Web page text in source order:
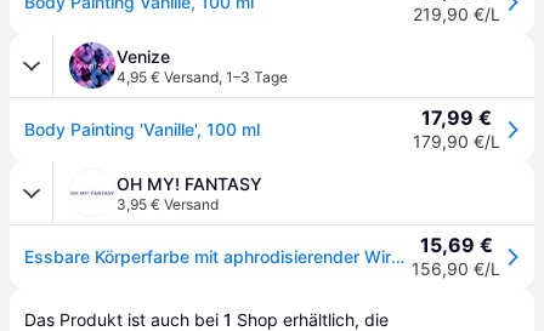
219,90 €/L
Venize
4,95 € Versand, 1–3 Tage
Body Painting 'Vanille', 100 ml 17,99 €
179,90 €/L
OH MY! FANTASY
3,95 € Versand
Essbare Körperfarbe mit aphrodisierender Wirkung - Vanille Schokolade 15,69 €
156,90 €/L
Das Produkt ist auch bei 1 Shop erhältlich, die